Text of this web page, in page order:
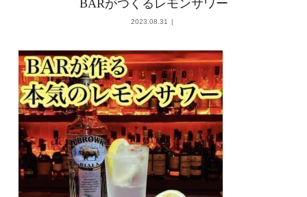
BARがつくるレモンサワー
2023.08.31